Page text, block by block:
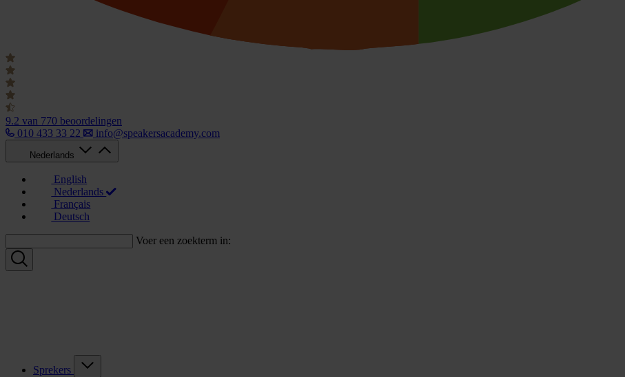
9.2 van 770 beoordelingen
010 433 33 22
info@speakersacademy.com
Nederlands
English
Nederlands
Français
Deutsch
Voer een zoekterm in:
Sprekers